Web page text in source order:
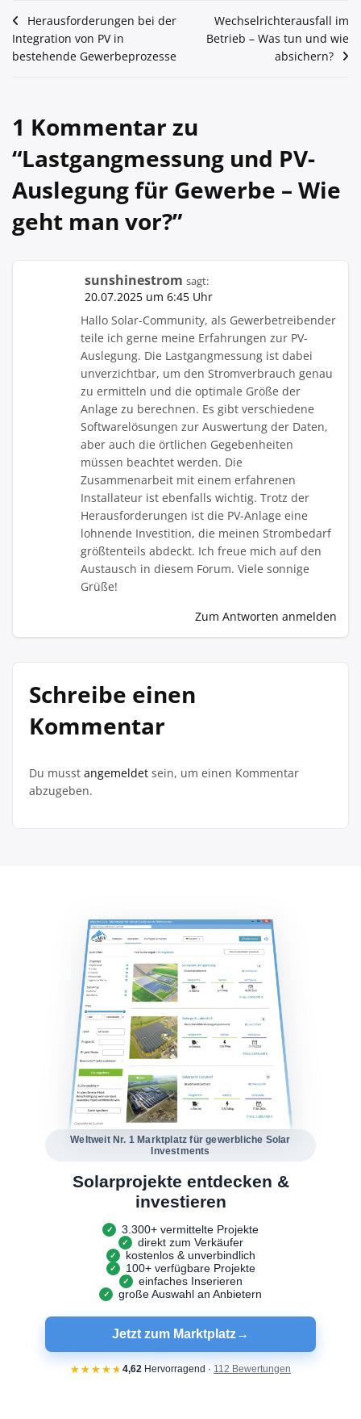
Beitragsnavigation
Herausforderungen bei der
Integration von PV in
bestehende Gewerbeprozesse
Wechselrichterausfall im
Betrieb – Was tun und wie
absichern?
1 Kommentar zu
“Lastgangmessung und PV-
Auslegung für Gewerbe – Wie
geht man vor?”
sunshinestrom sagt:
20.07.2025 um 6:45 Uhr
Hallo Solar-Community, als Gewerbetreibender
teile ich gerne meine Erfahrungen zur PV-
Auslegung. Die Lastgangmessung ist dabei
unverzichtbar, um den Stromverbrauch genau
zu ermitteln und die optimale Größe der
Anlage zu berechnen. Es gibt verschiedene
Softwarelösungen zur Auswertung der Daten,
aber auch die örtlichen Gegebenheiten
müssen beachtet werden. Die
Zusammenarbeit mit einem erfahrenen
Installateur ist ebenfalls wichtig. Trotz der
Herausforderungen ist die PV-Anlage eine
lohnende Investition, die meinen Strombedarf
größtenteils abdeckt. Ich freue mich auf den
Austausch in diesem Forum. Viele sonnige
Grüße!
Zum Antworten anmelden
Schreibe einen
Kommentar
Du musst angemeldet sein, um einen Kommentar
abzugeben.